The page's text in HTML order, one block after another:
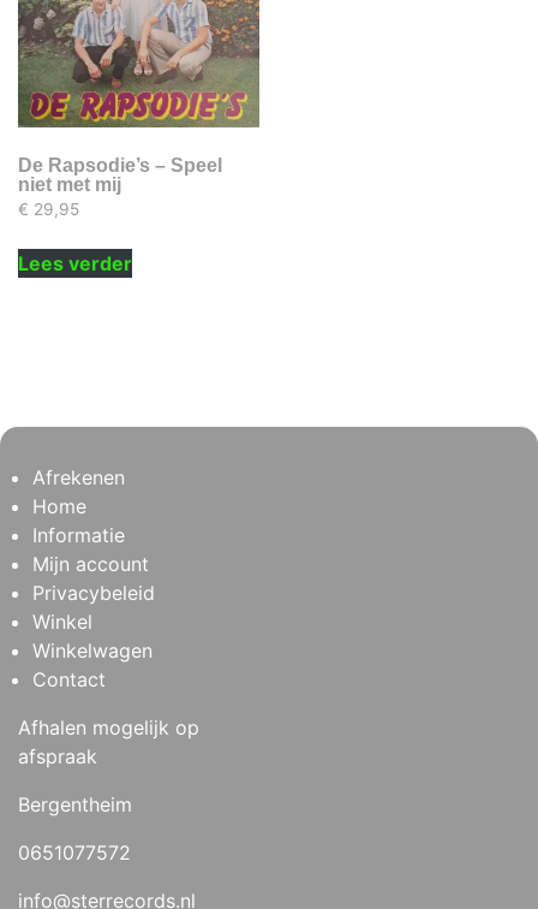
De Rapsodie’s – Speel
niet met mij
€ 29,95
Lees verder
Afrekenen
Home
Informatie
Mijn account
Privacybeleid
Winkel
Winkelwagen
Contact
Afhalen mogelijk op
afspraak
Bergentheim
0651077572
info@sterrecords.nl